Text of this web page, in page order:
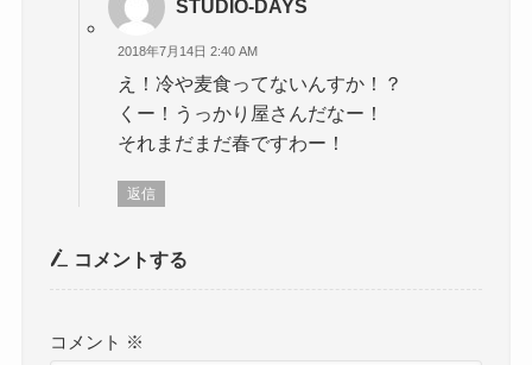
STUDIO-DAYS
2018年7月14日 2:40 AM
え！冷や麦食ってないんすか！？
くー！うっかり屋さんだなー！
それまだまだ春ですわー！
返信
コメントする
コメント ※